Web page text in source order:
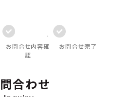
お問合せ内容確
認
お問合せ完了
合わせ